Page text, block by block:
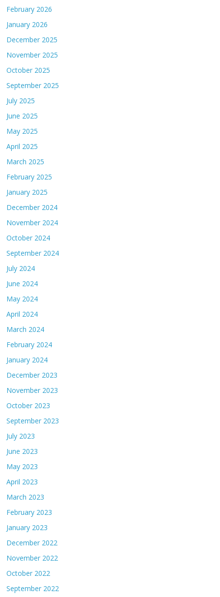
February 2026
January 2026
December 2025
November 2025
October 2025
September 2025
July 2025
June 2025
May 2025
April 2025
March 2025
February 2025
January 2025
December 2024
November 2024
October 2024
September 2024
July 2024
June 2024
May 2024
April 2024
March 2024
February 2024
January 2024
December 2023
November 2023
October 2023
September 2023
July 2023
June 2023
May 2023
April 2023
March 2023
February 2023
January 2023
December 2022
November 2022
October 2022
September 2022